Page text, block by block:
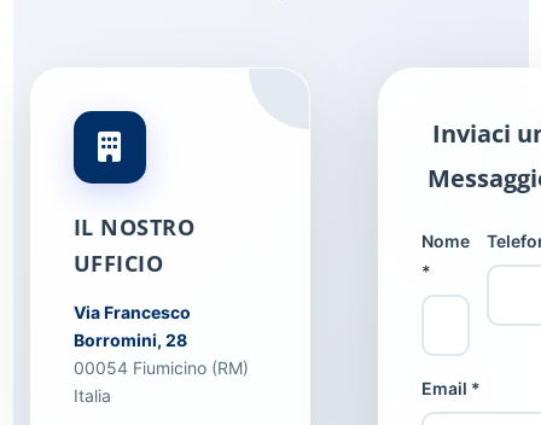
IL NOSTRO
UFFICIO
Via Francesco
Borromini, 28
00054 Fiumicino (RM)
Italia
Inviaci
Nome
*
Email *